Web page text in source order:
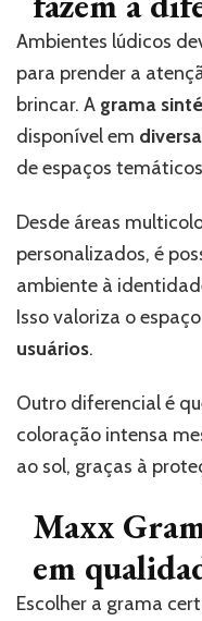
Ambientes lúdicos
para prender a
brincar. A grama
disponível em
de espaços
Desde áreas
personalizados, é
ambiente à
Isso valoriza o
usuários.
Outro diferencial é
coloração intensa
ao sol, graças à
Maxx
em
Escolher a grama